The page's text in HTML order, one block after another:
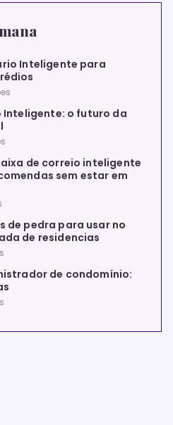
Inteligente para
Inteligente: o futuro da
de correio inteligente
sem estar em
de pedra para usar no
de residencias
de condomínio: